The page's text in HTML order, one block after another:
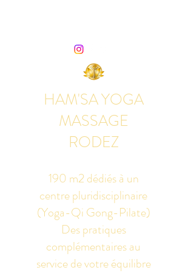
HAM'SA YOGA
MASSAGE
RODEZ
190 m2 dédiés à un
centre pluridisciplinaire
(Yoga-Qi Gong-Pilate)
Des pratiques
complémentaires au
service de votre équilibre